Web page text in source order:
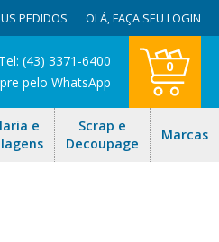
PEDIDOS OLÁ,FAÇA SEU LOGIN
Tel: (43) 3371-6400
pelo WhatsApp
0
e
Scrap e
Decoupage
Marcas